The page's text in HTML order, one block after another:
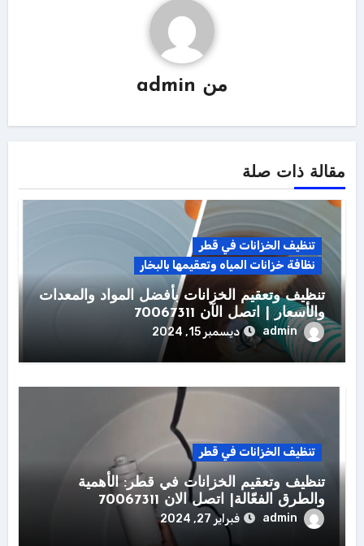
من admin
مقالة ذات صلة
تنظيف الخزانات في قطر
نظافة خزانات المياه وتعقيمها بالبخار
تنظيف وتعقيم الخزانات بأفضل المواد والمعدات
والأسعار | اتصل الآن 70067311
admin ديسمبر 15, 2024
تنظيف الخزانات في قطر
تنظيف وتعقيم الخزانات في قطر: الأهمية
والطرق الفعّالة| اتصل الان 70067311
admin فبراير 27, 2024